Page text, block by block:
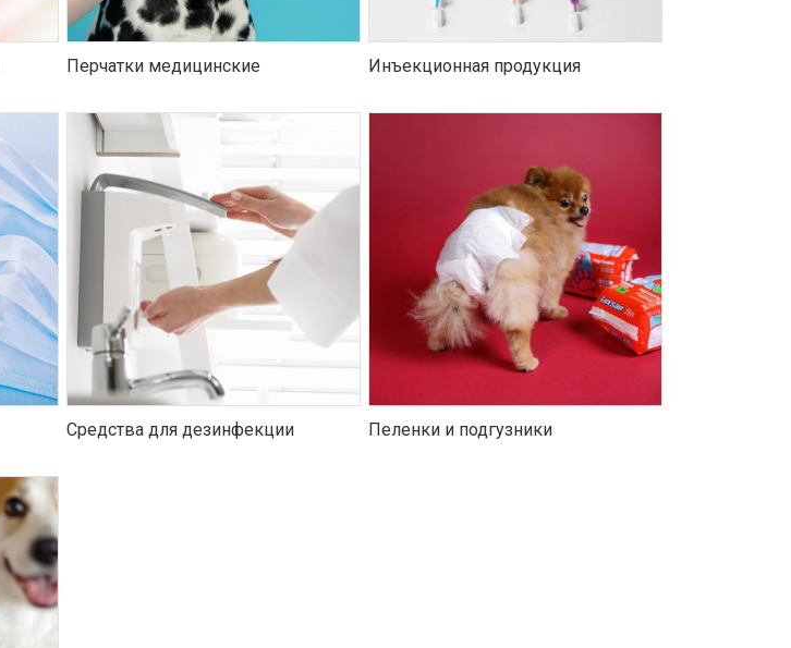
Перчатки медицинские Инъекционная продукция
Средства для дезинфекции Пеленки и подгузники